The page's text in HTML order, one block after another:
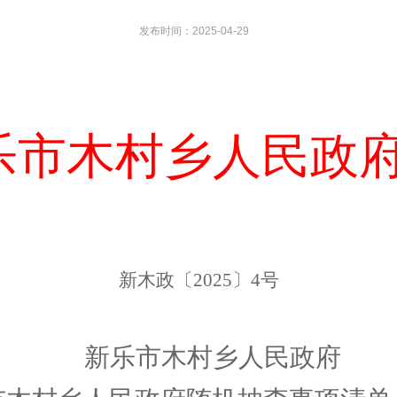
发布时间：2025-04-29
市木村乡人民政
新木政 〔2025〕 4号
新乐市木村乡人民政府